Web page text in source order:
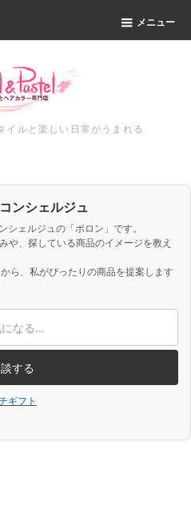
メニュー
イルと楽しい日常がうまれる
ンシェルジュ
シェルジュの「ポロン」です。
や、探している商品のイメージを教え
ら、私がぴったりの商品を提案します
する
ギフト